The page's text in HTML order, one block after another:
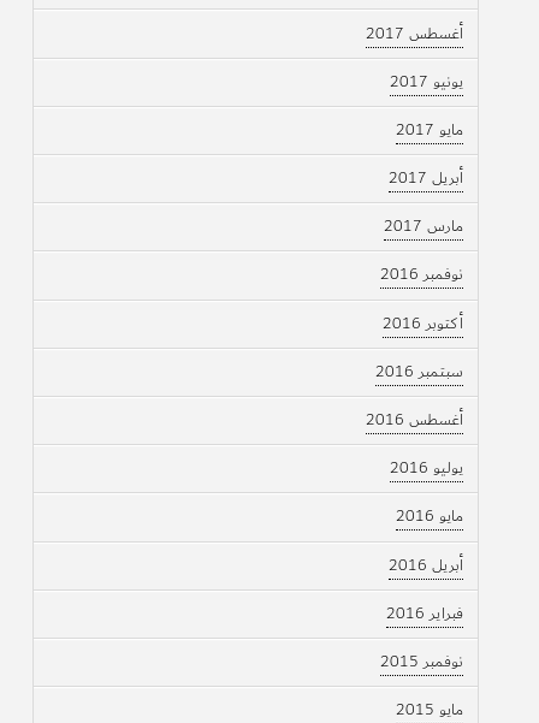
أغسطس 2017
يونيو 2017
مايو 2017
أبريل 2017
مارس 2017
نوفمبر 2016
أكتوبر 2016
سبتمبر 2016
أغسطس 2016
يوليو 2016
مايو 2016
أبريل 2016
فبراير 2016
نوفمبر 2015
مايو 2015